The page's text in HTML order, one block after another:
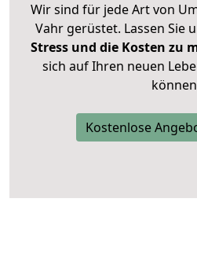
Wir sind für jede Art von
Vahr gerüstet. Lassen Sie
Stress und die Kosten zu
sich auf Ihren neuen
Kostenlose